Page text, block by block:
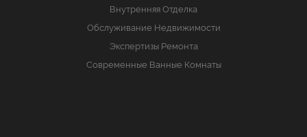
Внутренняя Отделка
Обслуживание Недвижимости
Экспертизы Ремонта
Современные Ванные Комнаты